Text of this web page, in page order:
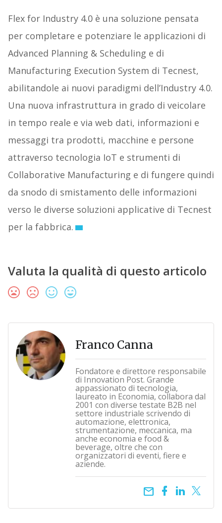
Flex for Industry 4.0 è una soluzione pensata
per completare e potenziare le applicazioni di
Advanced Planning & Scheduling e di
Manufacturing Execution System di Tecnest,
abilitandole ai nuovi paradigmi dell’Industry 4.0.
Una nuova infrastruttura in grado di veicolare
in tempo reale e via web dati, informazioni e
messaggi tra prodotti, macchine e persone
attraverso tecnologia IoT e strumenti di
Collaborative Manufacturing e di fungere quindi
da snodo di smistamento delle informazioni
verso le diverse soluzioni applicative di Tecnest
per la fabbrica.
Valuta la qualità di questo articolo
Franco Canna
Fondatore e direttore responsabile
di Innovation Post. Grande
appassionato di tecnologia,
laureato in Economia, collabora dal
2001 con diverse testate B2B nel
settore industriale scrivendo di
automazione, elettronica,
strumentazione, meccanica, ma
anche economia e food &
beverage, oltre che con
organizzatori di eventi, fiere e
aziende.
email